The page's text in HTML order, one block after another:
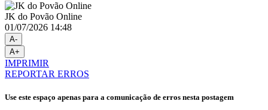
JK do Povão Online
01/07/2026 14:48
A-
A+
IMPRIMIR
REPORTAR ERROS
Use este espaço apenas para a comunicação de erros nesta postagem